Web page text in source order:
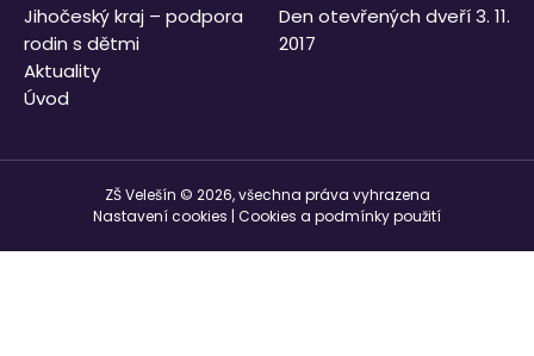
Jihočeský kraj – podpora
rodin s dětmi
Aktuality
Úvod
Den otevřených dveří 3. 11.
2017
ZŠ Velešín © 2026, všechna práva vyhrazena
Nastavení cookies Cookies a podmínky použití